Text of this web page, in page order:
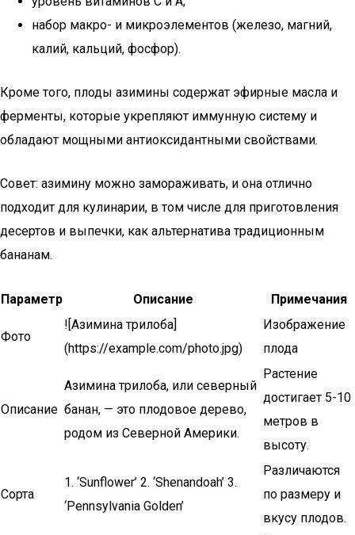
набор макро- и микроэлементов (железо, магний,
калий, кальций, фосфор).
Кроме того, плоды азимины содержат эфирные масла и
ферменты, которые укрепляют иммунную систему и
обладают мощными антиоксидантными свойствами.
Совет: азимину можно замораживать, и она отлично
подходит для кулинарии, в том числе для приготовления
десертов и выпечки, как альтернатива традиционным
бананам.
Параметр Описание Примечания
Фото
![Азимина трилоба]
(https://example.com/photo.jpg)
Изображение
плода
Описание
Азимина трилоба, или северный
банан, — это плодовое дерево,
родом из Северной Америки.
Растение
достигает 5-10
метров в
высоту.
Сорта
1. ‘Sunflower’ 2. ‘Shenandoah’ 3.
‘Pennsylvania Golden’
Различаются
по размеру и
вкусу плодов.